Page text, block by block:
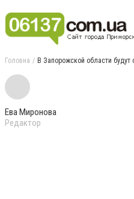
Головна В Запорожской области
Ева Миронова
Редактор